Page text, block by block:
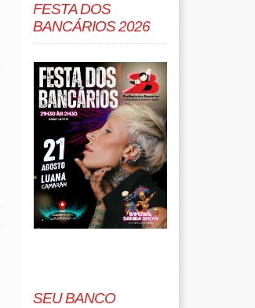
FESTA DOS
BANCÁRIOS 2026
SEU BANCO